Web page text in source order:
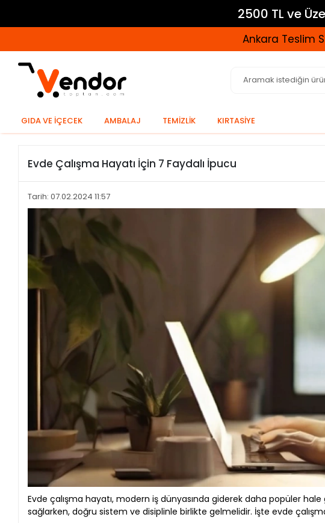
2500 TL ve
Ankara Teslim
GIDA VE İÇECEK AMBALAJ TEMİZLİK KIRTASİYE
Evde Çalışma Hayatı İçin 7 Faydalı İpucu
Tarih: 07.02.2024 11:57
Evde çalışma hayatı, modern iş dünyasında giderek daha popüler
sağlarken, doğru sistem ve disiplinle birlikte gelmelidir. İşte evde